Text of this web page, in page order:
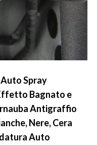
Spray
Bagnato e
Antigraffio
Nere, Cera
Auto